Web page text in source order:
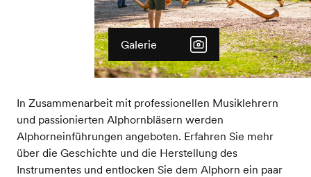
Galerie
In Zusammenarbeit mit professionellen Musiklehrern
und passionierten Alphornbläsern werden
Alphorneinführungen angeboten. Erfahren Sie mehr
über die Geschichte und die Herstellung des
Instrumentes und entlocken Sie dem Alphorn ein paar